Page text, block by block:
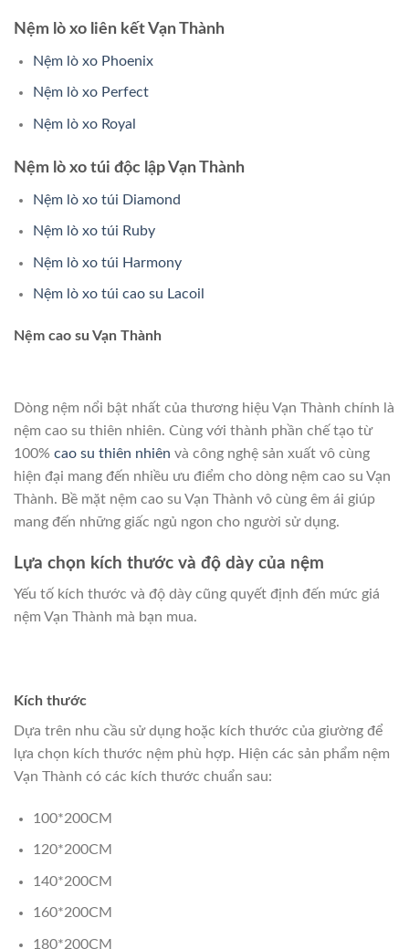
Nệm lò xo liên kết Vạn Thành
Nệm lò xo Phoenix
Nệm lò xo Perfect
Nệm lò xo Royal
Nệm lò xo túi độc lập Vạn Thành
Nệm lò xo túi Diamond
Nệm lò xo túi Ruby
Nệm lò xo túi Harmony
Nệm lò xo túi cao su Lacoil
Nệm cao su Vạn Thành
Dòng nệm nổi bật nhất của thương hiệu Vạn Thành chính là
nệm cao su thiên nhiên. Cùng với thành phần chế tạo từ
100% cao su thiên nhiên và công nghệ sản xuất vô cùng
hiện đại mang đến nhiều ưu điểm cho dòng nệm cao su Vạn
Thành. Bề mặt nệm cao su Vạn Thành vô cùng êm ái giúp
mang đến những giấc ngủ ngon cho người sử dụng.
Lựa chọn kích thước và độ dày của nệm
Yếu tố kích thước và độ dày cũng quyết định đến mức giá
nệm Vạn Thành mà bạn mua.
Kích thước
Dựa trên nhu cầu sử dụng hoặc kích thước của giường để
lựa chọn kích thước nệm phù hợp. Hiện các sản phẩm nệm
Vạn Thành có các kích thước chuẩn sau:
100*200CM
120*200CM
140*200CM
160*200CM
180*200CM